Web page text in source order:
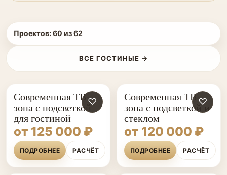
Проектов:60 из62
ВСЕ ГОСТИНЫЕ →
♡
Современная ТВ-
зона с подсветкой
для гостиной
от 125 000 ₽
ПОДРОБНЕЕ РАСЧЁТ
♡
Современная ТВ-
зона с подсветкой и
стеклом
от 120 000 ₽
ПОДРОБНЕЕ РАСЧЁТ